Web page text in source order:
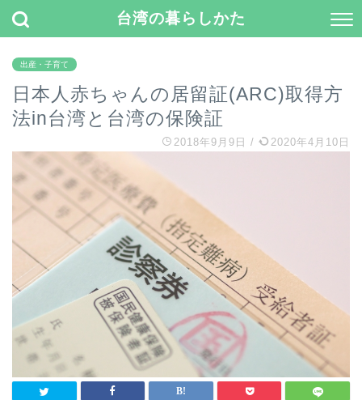
台湾の暮らしかた
出産・子育て
日本人赤ちゃんの居留証(ARC)取得方
法in台湾と台湾の保険証
2018年9月9日 / 2020年4月10日